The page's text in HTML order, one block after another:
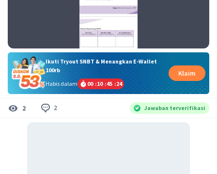
Ikuti Tryout SNBT & Menangkan E-Wallet
100rb
Habis dalam
00 :10 :45 :24
Klaim
2 2 Jawaban terverifikasi